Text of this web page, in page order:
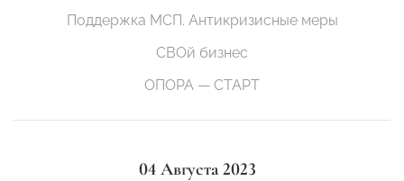
Поддержка МСП. Антикризисные меры
СВОй бизнес
ОПОРА — СТАРТ
04 Августа 2023